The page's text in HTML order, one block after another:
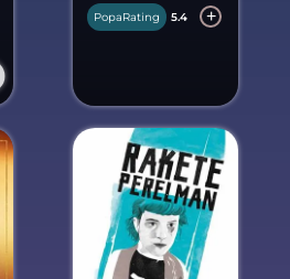
PopaRating 5.4